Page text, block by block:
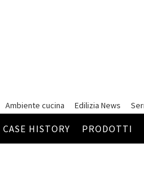
Ambiente cucina Edilizia News
CASE HISTORY PRODOTTI